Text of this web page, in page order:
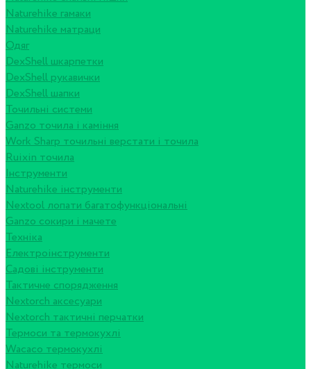
Naturehike гамаки
Naturehike матраци
Одяг
DexShell шкарпетки
DexShell рукавички
DexShell шапки
Точильні системи
Ganzo точила і каміння
Work Sharp точильні верстати і точила
Ruixin точила
Інструменти
Naturehike інструменти
Nextool лопати багатофункціональні
Ganzo сокири і мачете
Техніка
Електроінструменти
Садові інструменти
Тактичне спорядження
Nextorch аксесуари
Nextorch тактичні перчатки
Термоси та термокухлі
Wacaco термокухлі
Naturehike термоси